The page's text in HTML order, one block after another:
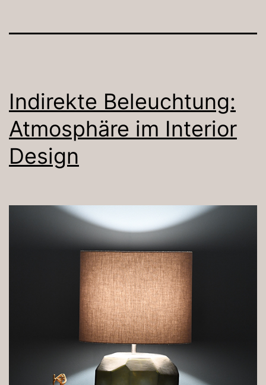
Indirekte Beleuchtung:
Atmosphäre im Interior
Design